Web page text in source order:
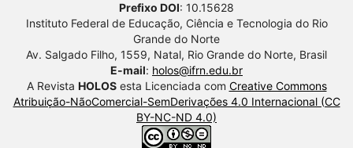
Prefixo DOI: 10.15628
Instituto Federal de Educação, Ciência e Tecnologia do Rio
Grande do Norte
Av. Salgado Filho, 1559, Natal, Rio Grande do Norte, Brasil
E-mail: holos@ifrn.edu.br
A Revista HOLOSesta Licenciada com Creative Commons
Atribuição-NãoComercial-SemDerivações 4.0 Internacional (CC
BY-NC-ND 4.0)